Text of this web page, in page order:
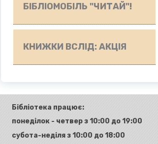
БІБЛІОМОБІЛЬ "ЧИТАЙ"!
КНИЖКИ ВСЛІД: АКЦІЯ
Бібліотека працює:
понеділок - четвер з 10:00 до 19:00
субота-неділя з 10:00 до 18:00